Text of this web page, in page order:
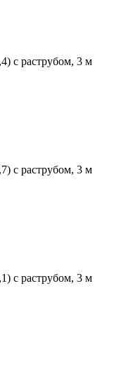
с раструбом, 3 м
с раструбом, 3 м
с раструбом, 3 м